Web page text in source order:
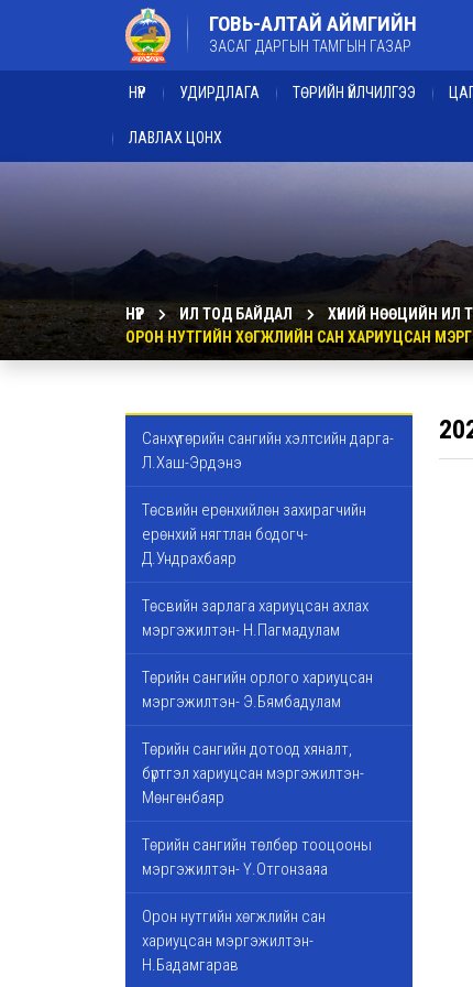
ГОВЬ-АЛТАЙ АЙМГИЙН
ЗАСАГ ДАРГЫН ТАМГЫН ГАЗАР
НҮҮР УДИРДЛАГА ТӨРИЙН ҮЙЛЧИЛГЭЭ
ЛАВЛАХ ЦОНХ
НҮҮР ИЛ ТОД БАЙДАЛ ХҮНИЙ НӨӨЦИЙН ИЛ
ОРОН НУТГИЙН ХӨГЖЛИЙН САН ХАРИУЦСАН
Санхүү төрийн сангийн хэлтсийн дарга-
Л.Хаш-Эрдэнэ
Төсвийн ерөнхийлөн захирагчийн
ерөнхий нягтлан бодогч-
Д.Ундрахбаяр
Төсвийн зарлага хариуцсан ахлах
мэргэжилтэн- Н.Пагмадулам
Төрийн сангийн орлого хариуцсан
мэргэжилтэн- Э.Бямбадулам
Төрийн сангийн дотоод хяналт,
бүртгэл хариуцсан мэргэжилтэн-
Мөнгөнбаяр
Төрийн сангийн төлбөр тооцооны
мэргэжилтэн- Ү.Отгонзаяа
Орон нутгийн хөгжлийн сан
хариуцсан мэргэжилтэн-
Н.Бадамгарав